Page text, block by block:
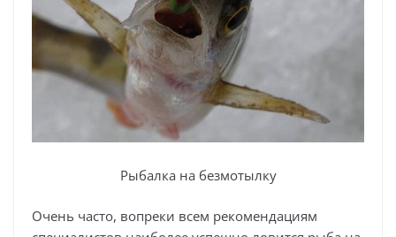
Рыбалка на безмотылку
Очень часто, вопреки всем рекомендациям